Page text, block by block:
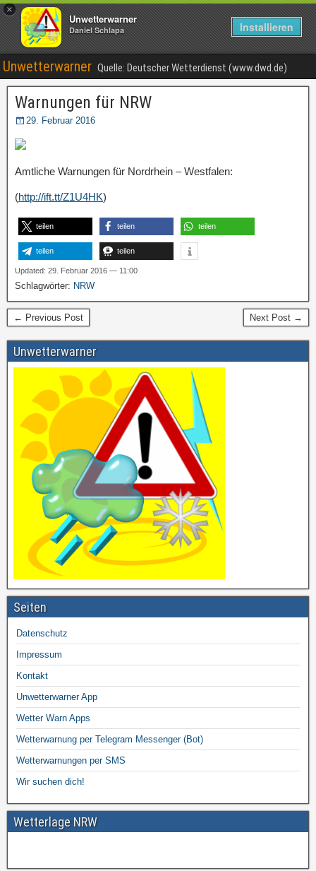
×
Unwetterwarner
Daniel Schlapa Installieren
Unwetterwarner Quelle: Deutscher Wetterdienst (www.dwd.de)
Warnungen für NRW
29. Februar 2016
Amtliche Warnungen für Nordrhein – Westfalen:
(http://ift.tt/Z1U4HK)
teilen teilen teilen
teilen teilen
Updated: 29. Februar 2016 — 11:00
Schlagwörter: NRW
← Previous Post Next Post →
Unwetterwarner
Seiten
Datenschutz
Impressum
Kontakt
Unwetterwarner App
Wetter Warn Apps
Wetterwarnung per Telegram Messenger (Bot)
Wetterwarnungen per SMS
Wir suchen dich!
Wetterlage NRW